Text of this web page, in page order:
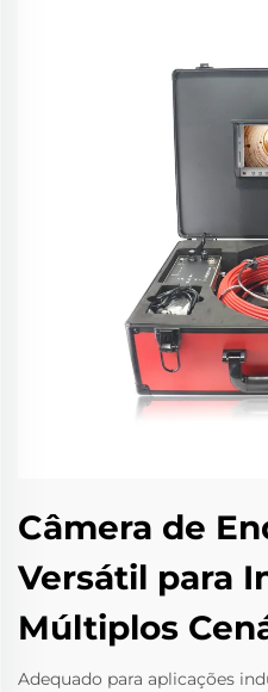
Câmera de
Versátil para
Múltiplos
Adequado para aplicações